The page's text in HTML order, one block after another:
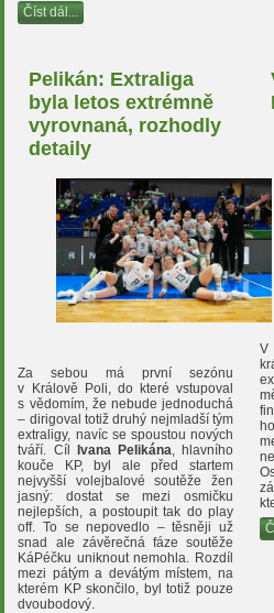
Číst dál...
Pelikán: Extraliga
byla letos extrémně
vyrovnaná, rozhodly
detaily
Za sebou má první sezónu
v Králově Poli, do které vstupoval
s vědomím, že nebude jednoduchá
– dirigoval totiž druhý nejmladší tým
extraligy, navíc se spoustou nových
tváří. Cíl Ivana Pelikána , hlavního
kouče KP, byl ale před startem
nejvyšší volejbalové soutěže žen
jasný: dostat se mezi osmičku
nejlepších, a postoupit tak do play
off. To se nepovedlo – těsněji už
snad ale závěrečná fáze soutěže
KáPéčku uniknout nemohla. Rozdíl
mezi pátým a devátým místem, na
kterém KP skončilo, byl totiž pouze
dvoubodový.